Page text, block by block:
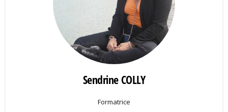
Sendrine COLLY
Formatrice